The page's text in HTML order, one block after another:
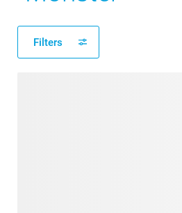
Filters